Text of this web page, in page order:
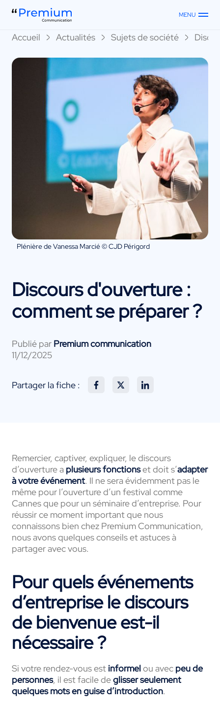
MENU
Accueil Actualités Sujets de société
Plénière de Vanessa Marcié © CJD Périgord
Discours d'ouverture :
comment se préparer ?
Publié par Premium communication
11/12/2025
Partager la fiche :
Remercier, captiver, expliquer, le discours
d’ouverture a plusieurs fonctionset doit s’adapter
à votre événement. Il ne sera évidemment pas le
même pour l’ouverture d’un festival comme
Cannes que pour un séminaire d’entreprise. Pour
réussir ce moment important que nous
connaissons bien chez Premium Communication,
nous avons quelques conseils et astuces à
partager avec vous.
Pour quels événements
d’entreprise le discours
de bienvenue est-il
nécessaire ?
Si votre rendez-vous est informelou avec peu de
personnes, il est facile deglisser seulement
quelques mots en guise d’introduction.